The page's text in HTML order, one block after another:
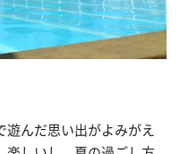
遊んだ思い出がよみがえ